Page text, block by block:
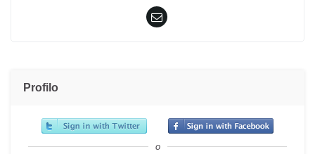
Profilo
o